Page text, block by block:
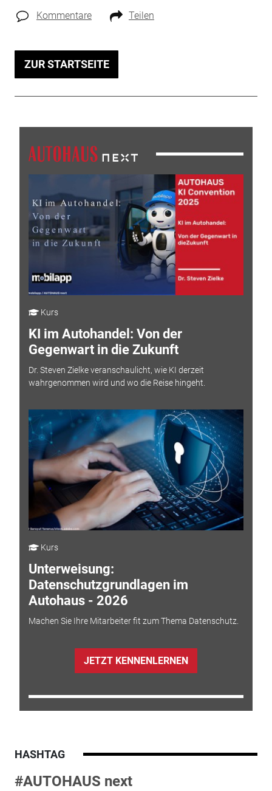
Kommentare Teilen
ZUR STARTSEITE
Kurs
KI im Autohandel: Von der
Gegenwart in die Zukunft
Dr. Steven Zielke veranschaulicht, wie KI derzeit
wahrgenommen wird und wo die Reise hingeht.
Kurs
Unterweisung:
Datenschutzgrundlagen im
Autohaus - 2026
Machen Sie Ihre Mitarbeiter fit zum Thema Datenschutz.
JETZT KENNENLERNEN
HASHTAG
#AUTOHAUS next